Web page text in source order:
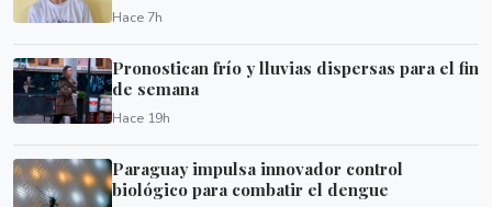
Hace 7h
Pronostican frío y lluvias dispersas para el fin
de semana
Hace 19h
Paraguay impulsa innovador control
biológico para combatir el dengue